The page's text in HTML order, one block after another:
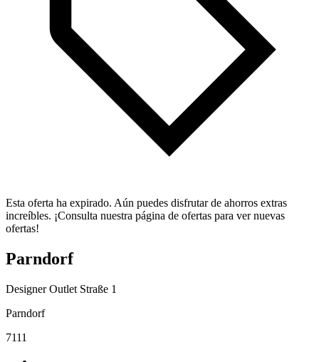
Esta oferta ha expirado. Aún puedes disfrutar de ahorros extras
increíbles. ¡Consulta nuestra página de ofertas para ver nuevas
ofertas!
Parndorf
Designer Outlet Straße 1
Parndorf
7111